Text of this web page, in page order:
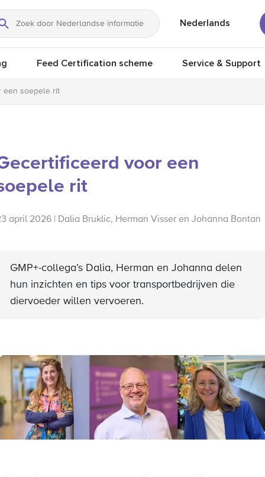
Zoeken
Nederlands
Feed Certification scheme Service & Support
een soepele rit
voor een
rit
april 2026 | Dalia Bruklic, Herman Visser en Johanna Bontan
GMP+-collega’s Dalia, Herman en Johanna delen
hun inzichten en tips voor transportbedrijven die
diervoeder willen vervoeren.